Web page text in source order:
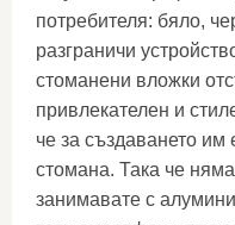
потребителя: бяло,
разграничи
стоманени вложки
привлекателен и
че за създаването
стомана. Така че
занимавате с